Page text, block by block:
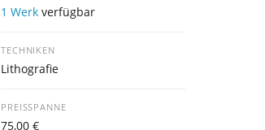
1 Werk verfügbar
TECHNIKEN
Lithografie
PREISSPANNE
75,00 €